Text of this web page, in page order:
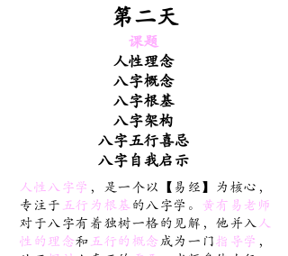
第二天
课题
人性理念
八字概念
八字根基
八字架构
八字五行喜忌
八字自我启示
人性八字学 ，是一个以【易经】为核心，
专注于 五行为根基的八字学。 黃有易老师
对于八字有着独树一格的见解，他并入人
性的理念和五行的概念成为一门指导学 ，